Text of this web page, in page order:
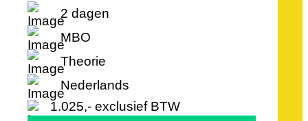
2 dagen
MBO
Theorie
Nederlands
1.025,- exclusief BTW